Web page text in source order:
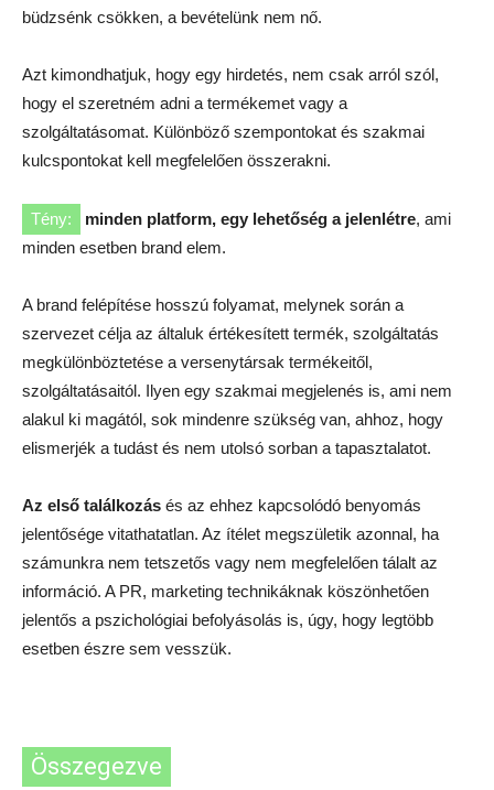
büdzsénk csökken, a bevételünk nem nő.
Azt kimondhatjuk, hogy egy hirdetés, nem csak arról szól,
hogy el szeretném adni a termékemet vagy a
szolgáltatásomat. Különböző szempontokat és szakmai
kulcspontokat kell megfelelően összerakni.
Tény: minden platform, egy lehetőség a jelenlétre, ami
minden esetben brand elem.
A brand felépítése hosszú folyamat, melynek során a
szervezet célja az általuk értékesített termék, szolgáltatás
megkülönböztetése a versenytársak termékeitől,
szolgáltatásaitól. Ilyen egy szakmai megjelenés is, ami nem
alakul ki magától, sok mindenre szükség van, ahhoz, hogy
elismerjék a tudást és nem utolsó sorban a tapasztalatot.
Az első találkozás és az ehhez kapcsolódó benyomás
jelentősége vitathatatlan. Az ítélet megszületik azonnal, ha
számunkra nem tetszetős vagy nem megfelelően tálalt az
információ. A PR, marketing technikáknak köszönhetően
jelentős a pszichológiai befolyásolás is, úgy, hogy legtöbb
esetben észre sem vesszük.
Összegezve